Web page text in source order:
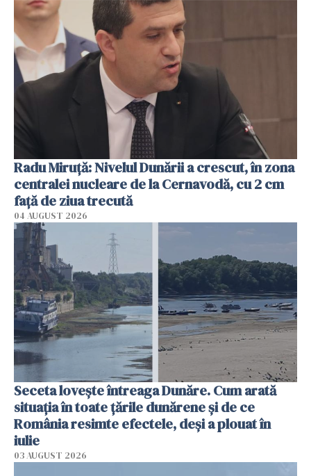
Radu Miruţă: Nivelul Dunării a crescut, în zona
centralei nucleare de la Cernavodă, cu 2 cm
faţă de ziua trecută
04 AUGUST 2026
Seceta lovește întreaga Dunăre. Cum arată
situația în toate țările dunărene și de ce
România resimte efectele, deși a plouat în
iulie
03 AUGUST 2026